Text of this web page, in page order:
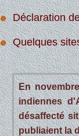
Déclaration
Quelques
En
indiennes
désaffecté
publiaient la